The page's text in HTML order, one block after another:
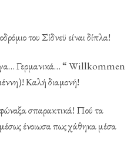
του Σίδνεϋ είναι δίπλα!
Γερμανικά… “ Willkommen
Καλή διαμονή!
σπαρακτικά! Πού τα
ένοιωσα πως χάθηκα μέσα